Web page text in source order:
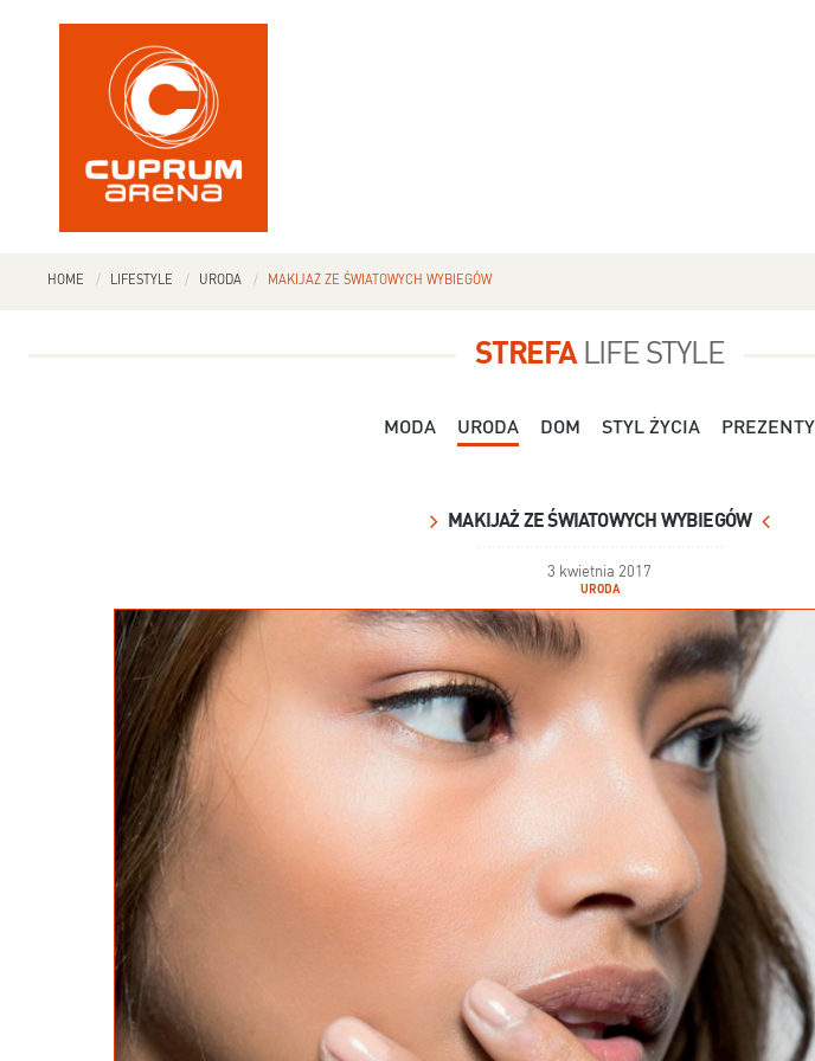
HOME LIFESTYLE URODA MAKIJAŻ ZE ŚWIATOWYCH WYBIEGÓW
STREFALIFE STYLE
MODA URODA DOM STYL ŻYCIA PREZENTY
MAKIJAŻ ZE ŚWIATOWYCH WYBIEGÓW
3 kwietnia 2017
URODA